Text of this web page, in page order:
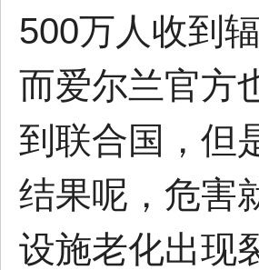
500万人收到
而爱尔兰官方
到联合国，但
结果呢，危害
设施老化出现